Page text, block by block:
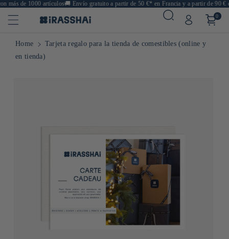
más de 1000 artículos🚚Envío gratuito a partir de 50 €* en Francia y a partir de 90 €
0
Home
Tarjeta regalo para la tienda de comestibles (online y
en tienda)